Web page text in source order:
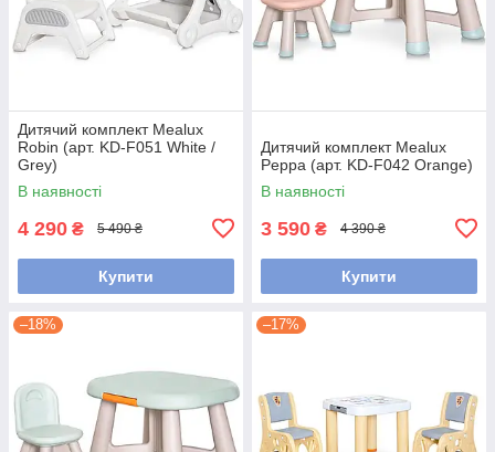
Дитячий комплект Mealux
Robin (арт. KD-F051 White /
Grey)
В наявності
4 290 ₴ 5 490 ₴
Купити
Дитячий комплект Mealux
Peppa (арт. KD-F042 Orange)
В наявності
3 590 ₴ 4 390 ₴
Купити
–18% –17%